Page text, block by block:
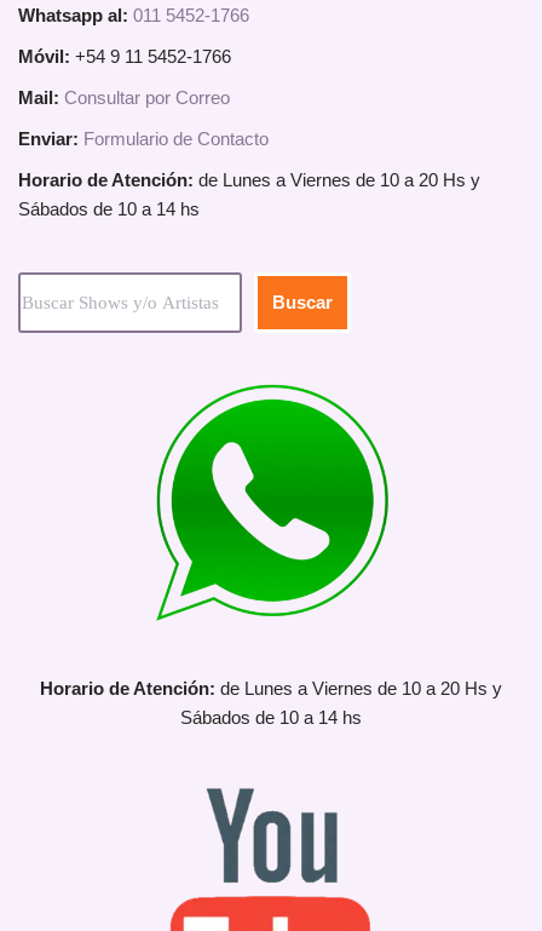
Whatsapp al: 011 5452-1766
Móvil: +54 9 11 5452-1766
Mail: Consultar por Correo
Enviar: Formulario de Contacto
Horario de Atención: de Lunes a Viernes de 10 a 20 Hs y
Sábados de 10 a 14 hs
Buscar
Horario de Atención: de Lunes a Viernes de 10 a 20 Hs y
Sábados de 10 a 14 hs